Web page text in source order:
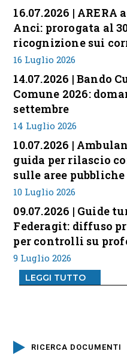
16.07.2026 |
Anci: prorogata al
ricognizione sui
16 Luglio 2026
14.07.2026 | Bando
Comune 2026:
settembre
14 Luglio 2026
10.07.2026 |
guida per rilascio
sulle aree pubbliche
10 Luglio 2026
09.07.2026 | Guide
Federagit: diffuso
per controlli su
9 Luglio 2026
LEGGI TUTTO
RICERCA DOCUMENTI